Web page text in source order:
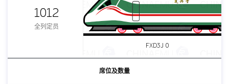
1012
全列定员
FXD3J 0
席位及数量